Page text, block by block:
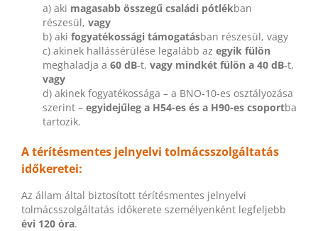
a) aki magasabb összegű családi pótlékban
részesül, vagy
b) aki fogyatékossági támogatásban részesül, vagy
c) akinek hallássérülése legalább az egyik fülön
meghaladja a 60 dB-t, vagy mindkét fülön a 40 dB-t,
vagy
d) akinek fogyatékossága – a BNO-10-es osztályozása
szerint – egyidejűleg a H54-es és a H90-es csoportba
tartozik.
A térítésmentes jelnyelvi tolmácsszolgáltatás
időkeretei:
Az állam által biztosított térítésmentes jelnyelvi
tolmácsszolgáltatás időkerete személyenként legfeljebb
évi 120 óra.